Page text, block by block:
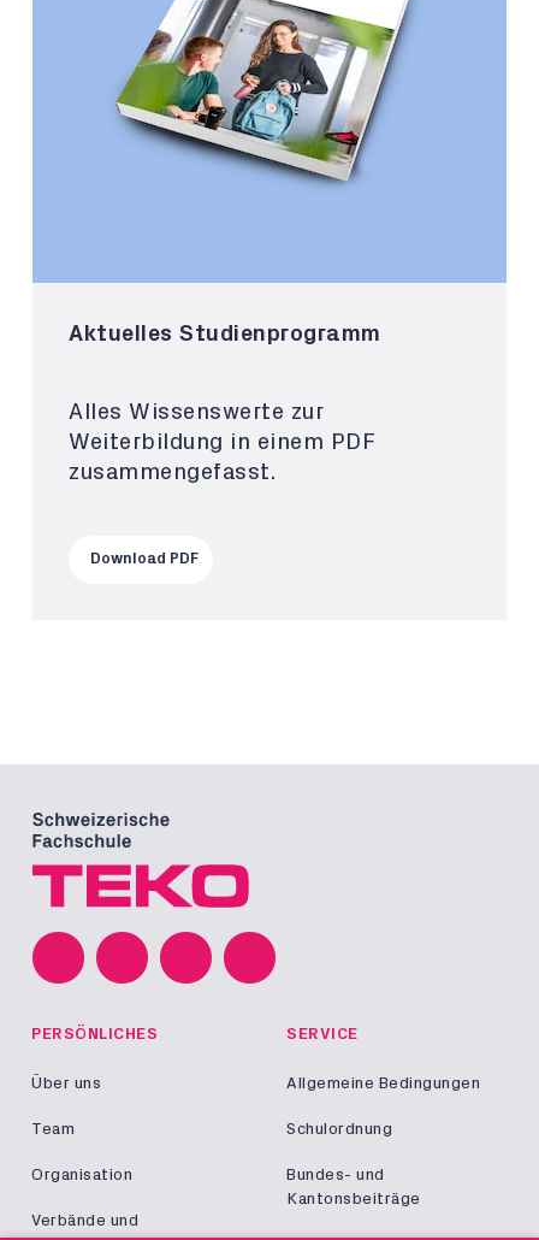
Aktuelles Studienprogramm
Alles Wissenswerte zur
Weiterbildung in einem PDF
zusammengefasst.
Download PDF
PERSÖNLICHES
Über uns
Team
Organisation
Verbände und
SERVICE
Allgemeine Bedingungen
Schulordnung
Bundes- und
Kantonsbeiträge